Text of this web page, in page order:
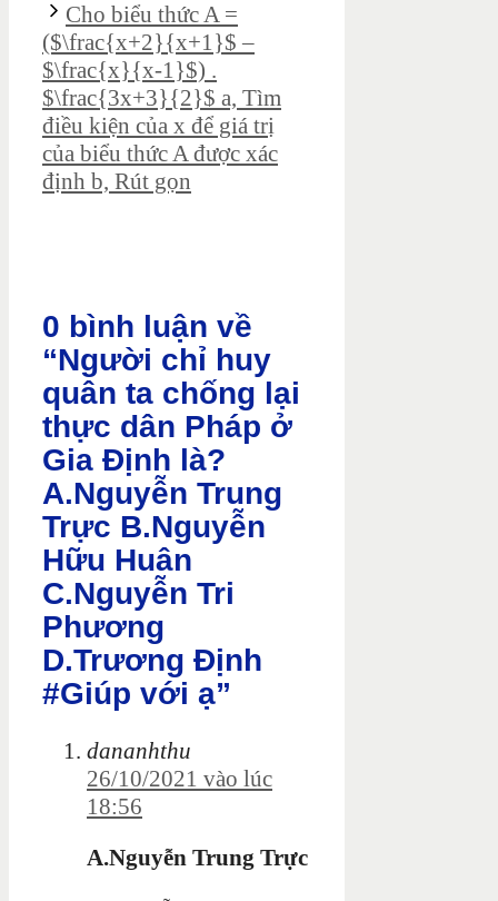
Cho biểu thức A =
($\frac{x+2}{x+1}$ –
$\frac{x}{x-1}$) .
$\frac{3x+3}{2}$ a, Tìm
điều kiện của x để giá trị
của biểu thức A được xác
định b, Rút gọn
0 bình luận về
“Người chỉ huy
quân ta chống lại
thực dân Pháp ở
Gia Định là?
A.Nguyễn Trung
Trực B.Nguyễn
Hữu Huân
C.Nguyễn Tri
Phương
D.Trương Định
#Giúp với ạ”
dananhthu
26/10/2021 vào lúc
18:56
A.Nguyễn Trung Trực